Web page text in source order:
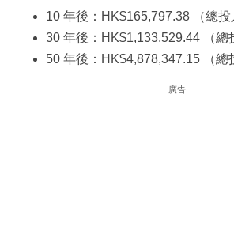
10 年後：HK$165,797.38 （總投
30 年後：HK$1,133,529.44 （總
50 年後：HK$4,878,347.15 （總
廣告